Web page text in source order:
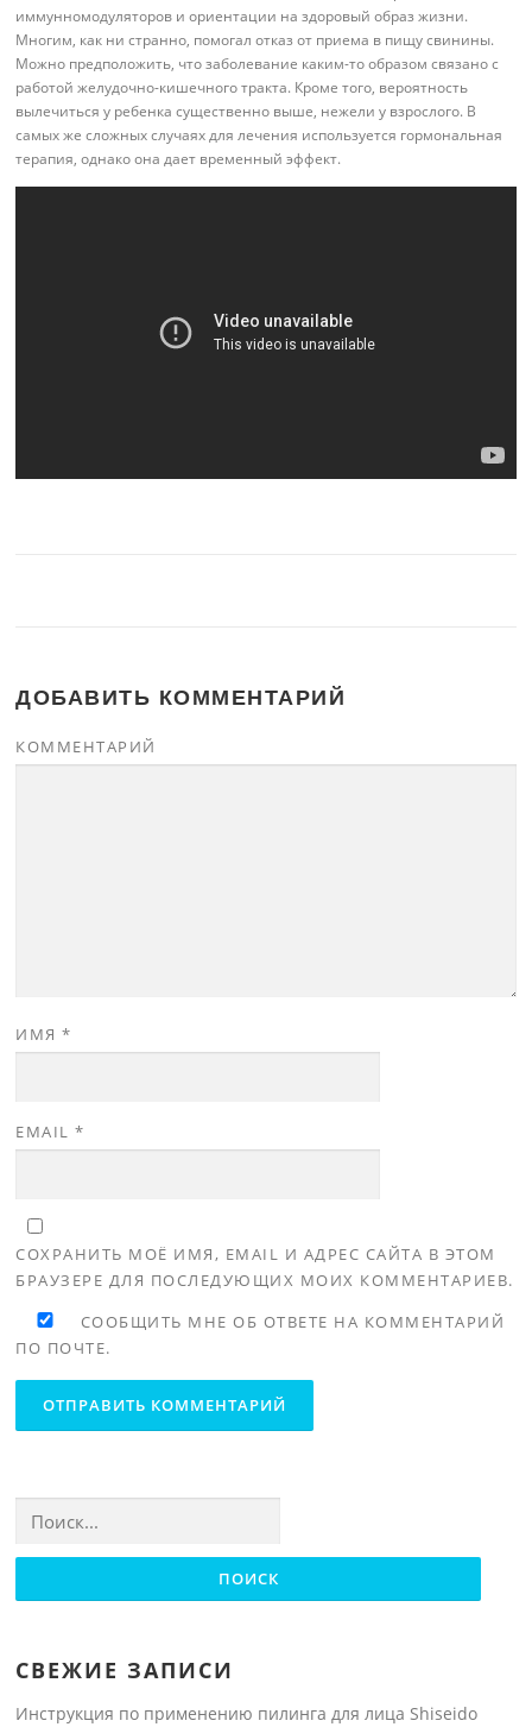
иммунномодуляторов и ориентации на здоровый образ жизни.
Многим, как ни странно, помогал отказ от приема в пищу свинины.
Можно предположить, что заболевание каким-то образом связано с
работой желудочно-кишечного тракта. Кроме того, вероятность
вылечиться у ребенка существенно выше, нежели у взрослого. В
самых же сложных случаях для лечения используется гормональная
терапия, однако она дает временный эффект.
ДОБАВИТЬ КОММЕНТАРИЙ
КОММЕНТАРИЙ
ИМЯ*
EMAIL*
СОХРАНИТЬ МОЁ ИМЯ, EMAIL И АДРЕС САЙТА В ЭТОМ
БРАУЗЕРЕ ДЛЯ ПОСЛЕДУЮЩИХ МОИХ КОММЕНТАРИЕВ.
СООБЩИТЬ МНЕ ОБ ОТВЕТЕ НА КОММЕНТАРИЙ
ПО ПОЧТЕ.
СВЕЖИЕ ЗАПИСИ
Инструкция по применению пилинга для лица Shiseido